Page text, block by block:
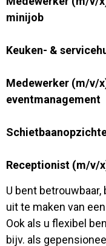
minijob
Keuken- &
Medewerker (m/v/
eventmanagement
Receptionist (m/v/
U bent
uit te maken van
Ook als u flexibel
bijv. als